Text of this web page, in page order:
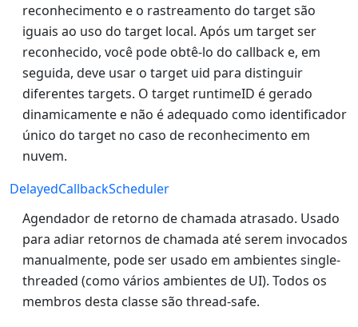
reconhecimento e o rastreamento do target são
iguais ao uso do target local. Após um target ser
reconhecido, você pode obtê-lo do callback e, em
seguida, deve usar o target uid para distinguir
diferentes targets. O target runtimeID é gerado
dinamicamente e não é adequado como identificador
único do target no caso de reconhecimento em
nuvem.
DelayedCallbackScheduler
Agendador de retorno de chamada atrasado. Usado
para adiar retornos de chamada até serem invocados
manualmente, pode ser usado em ambientes single-
threaded (como vários ambientes de UI). Todos os
membros desta classe são thread-safe.